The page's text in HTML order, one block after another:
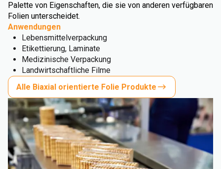
Palette von Eigenschaften, die sie von anderen verfügbaren
Folien unterscheidet.
Anwendungen
Lebensmittelverpackung
Etikettierung, Laminate
Medizinische Verpackung
Landwirtschaftliche Filme
Alle Biaxial orientierte Folie Produkte